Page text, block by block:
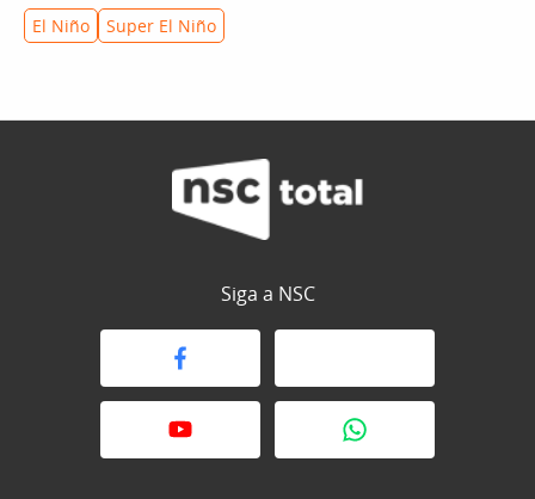
El Niño
Super El Niño
Siga a NSC